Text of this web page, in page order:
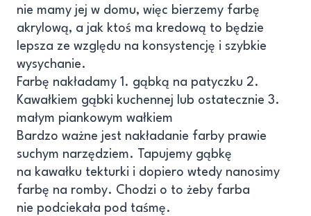
nie mamy jej w domu, więc bierzemy farbę
akrylową, a jak ktoś ma kredową to będzie
lepsza ze względu na konsystencję i szybkie
wysychanie.
Farbę nakładamy 1. gąbką na patyczku 2.
Kawałkiem gąbki kuchennej lub ostatecznie 3.
małym piankowym wałkiem
Bardzo ważne jest nakładanie farby prawie
suchym narzędziem. Tapujemy gąbkę
na kawałku tekturki i dopiero wtedy nanosimy
farbę na romby. Chodzi o to żeby farba
nie podciekała pod taśmę.